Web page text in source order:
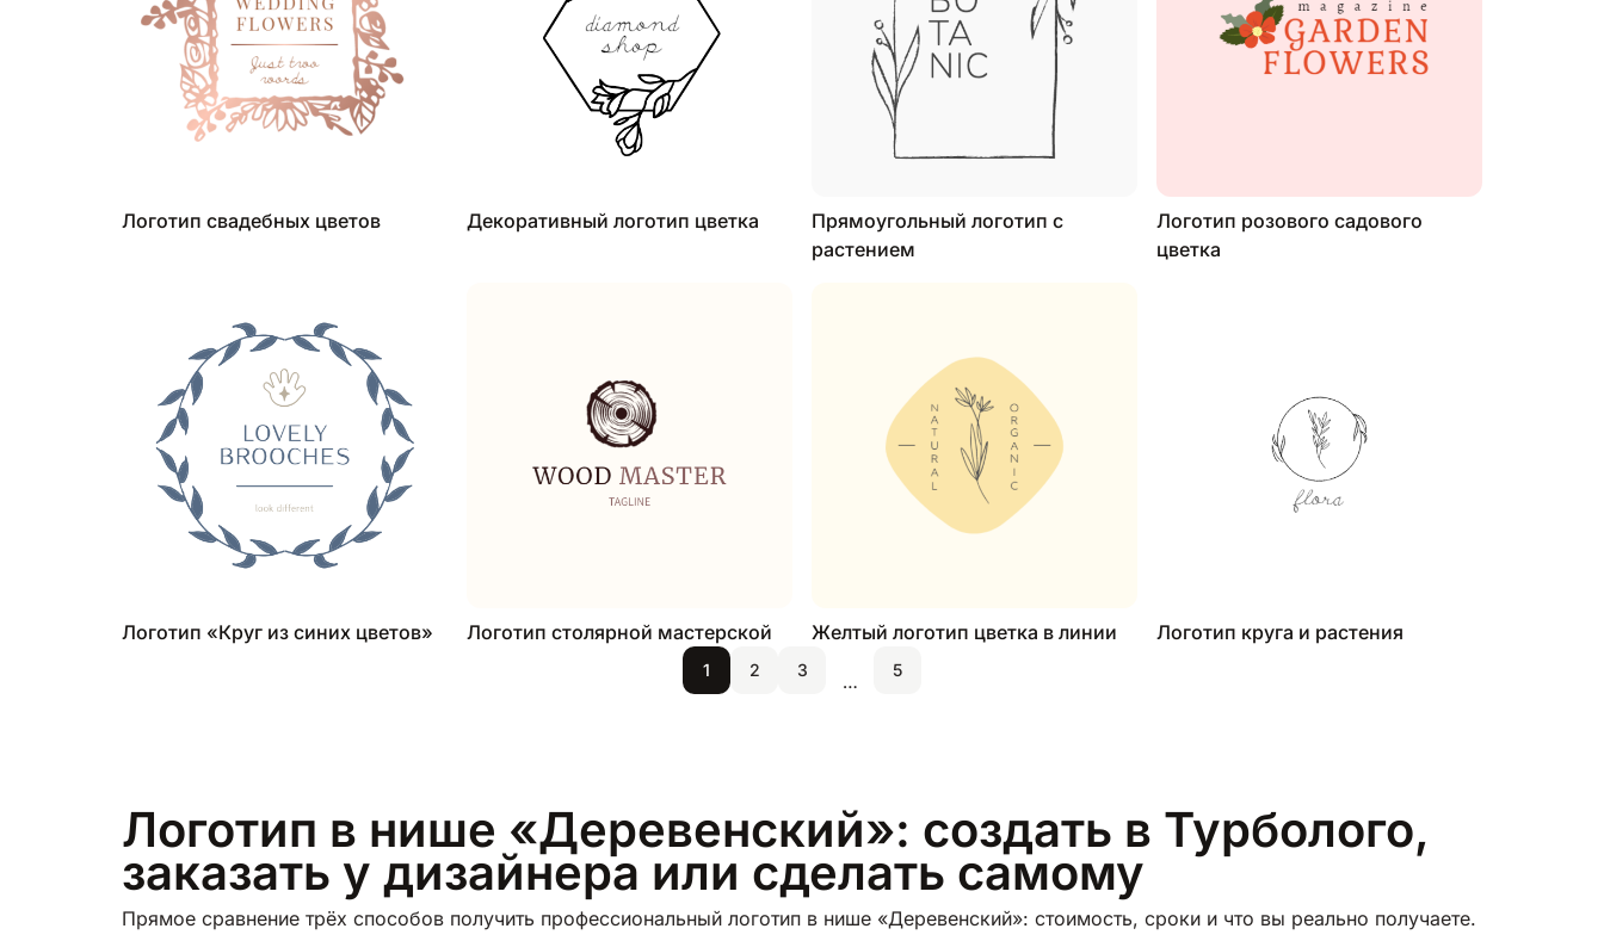
Логотип свадебных цветов Декоративный логотип цветка
Прямоугольный логотип с
растением
Логотип розового садового
цветка
Логотип «Круг из синих цветов» Логотип столярной мастерской Желтый логотип цветка в линии Логотип круга и растения
1 2 3
…
5
Логотип в нише «Деревенский»: создать в Турболого,
заказать у дизайнера или сделать самому
Прямое сравнение трёх способов получить профессиональный логотип в нише «Деревенский»: стоимость, сроки и что вы реально получаете.